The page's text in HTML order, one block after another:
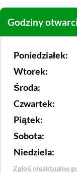
Godziny
Poniedziałek:
Wtorek:
Środa:
Czwartek:
Piątek:
Sobota:
Niedziela:
Zgłoś nieaktualne